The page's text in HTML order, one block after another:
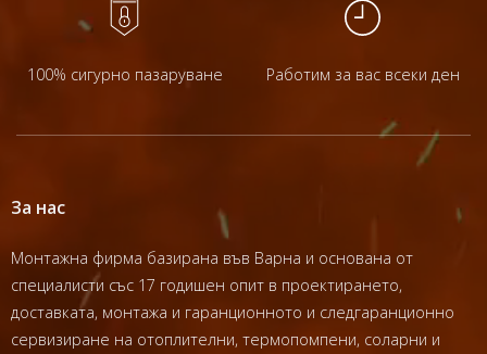
100% сигурно пазаруване Работим за вас всеки ден
За нас
Монтажна фирма базирана във Варна и основана от
специалисти със 17 годишен опит в проектирането,
доставката, монтажа и гаранционното и следгаранционно
сервизиране на отоплителни, термопомпени, соларни и